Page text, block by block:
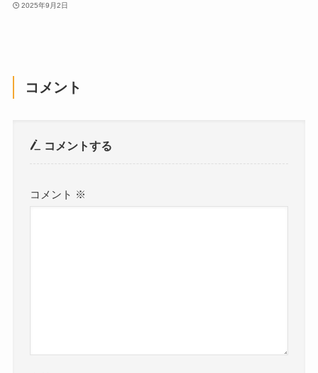
2025年9月2日
コメント
コメントする
コメント ※